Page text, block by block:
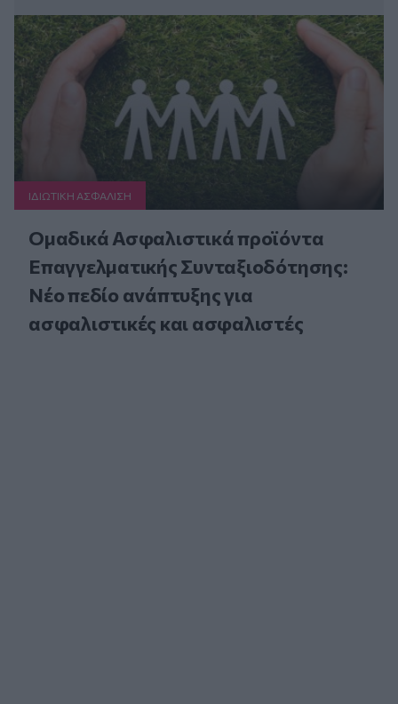
ΙΔΙΩΤΙΚΗ ΑΣΦAΛΙΣΗ
Ομαδικά Ασφαλιστικά προϊόντα
Επαγγελματικής Συνταξιοδότησης:
Νέο πεδίο ανάπτυξης για
ασφαλιστικές και ασφαλιστές